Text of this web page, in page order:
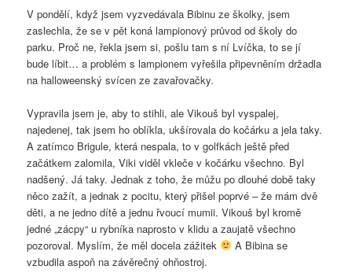
V pondělí, když jsem vyzvedávala Bibinu ze školky, jsem
zaslechla, že se v pět koná lampionový průvod od školy do
parku. Proč ne, řekla jsem si, pošlu tam s ní Lvíčka, to se jí
bude líbit… a problém s lampionem vyřešila připevněním držadla
na halloweenský svícen ze zavařovačky.
Vypravila jsem je, aby to stihli, ale Vikouš byl vyspalej,
najedenej, tak jsem ho oblíkla, ukšírovala do kočárku a jela taky.
A zatímco Brigule, která nespala, to v golfkách ještě před
začátkem zalomila, Viki viděl vkleče v kočárku všechno. Byl
nadšený. Já taky. Jednak z toho, že můžu po dlouhé době taky
něco zažít, a jednak z pocitu, který přišel poprvé – že mám dvě
děti, a ne jedno dítě a jednu řvoucí mumii. Vikouš byl kromě
jedné „zácpy“ u rybníka naprosto v klidu a zaujatě všechno
pozoroval. Myslím, že měl docela zážitek
A Bibina se
vzbudila aspoň na závěrečný ohňostroj.